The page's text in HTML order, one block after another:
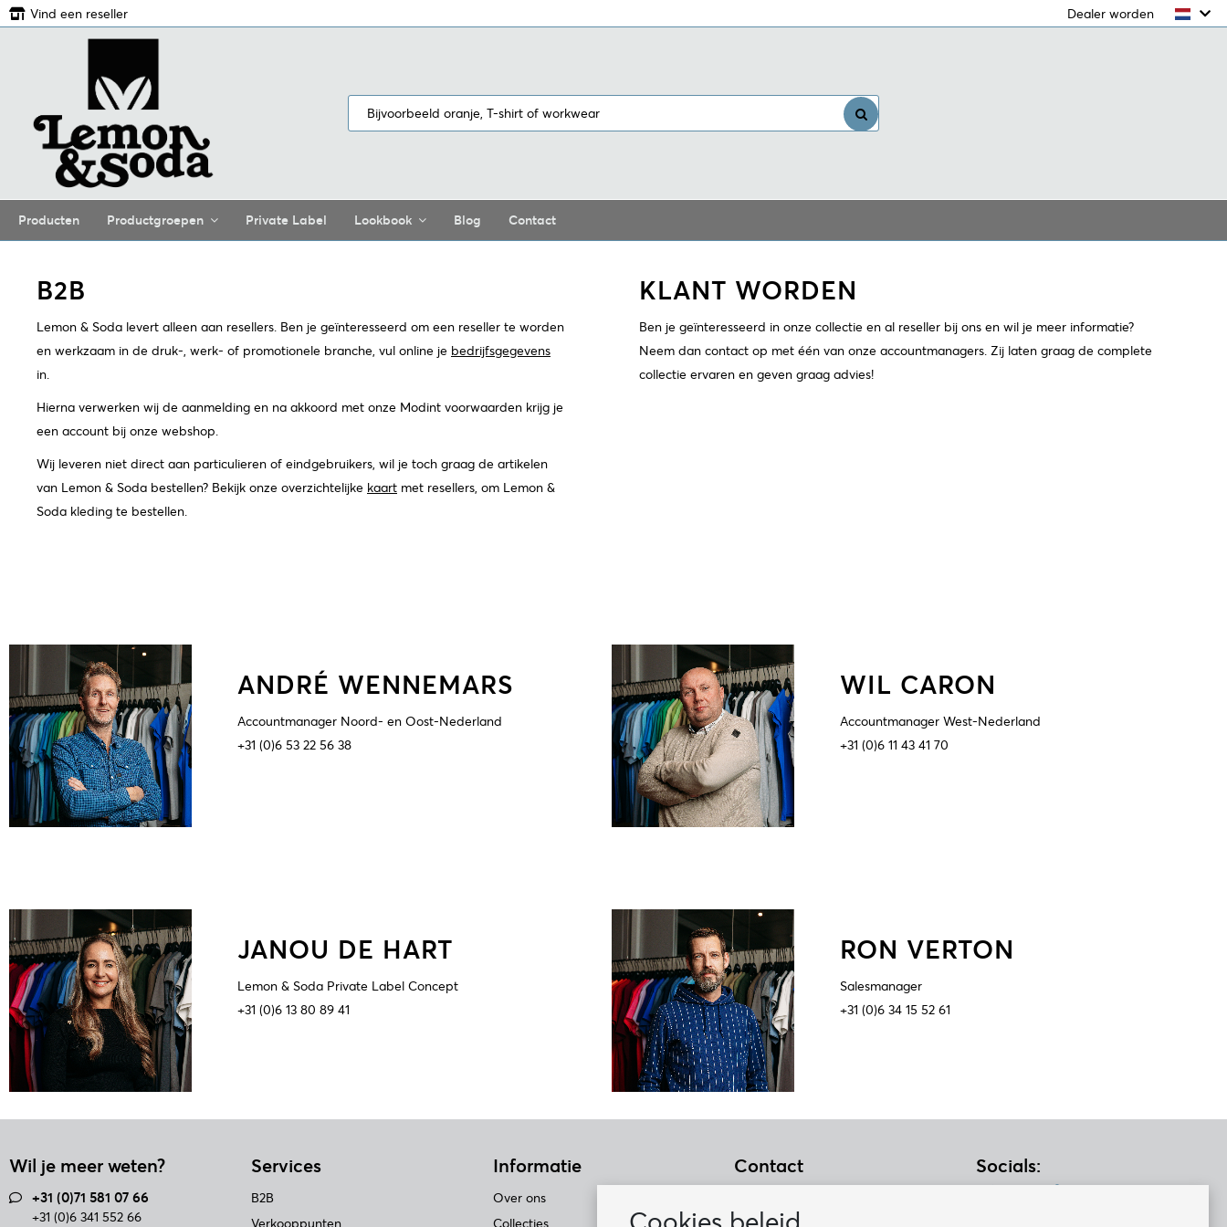
Vind een reseller Dealer worden
Producten Productgroepen Private Label Lookbook Blog Contact
B2B
Lemon & Soda levert alleen aan resellers. Ben je geïnteresseerd om een reseller te worden
en werkzaam in de druk-, werk- of promotionele branche, vul online je bedrijfsgegevens
in.
Hierna verwerken wij de aanmelding en na akkoord met onze Modint voorwaarden krijg je
een account bij onze webshop.
Wij leveren niet direct aan particulieren of eindgebruikers, wil je toch graag de artikelen
van Lemon & Soda bestellen? Bekijk onze overzichtelijke kaart met resellers, om Lemon &
Soda kleding te bestellen.
KLANT WORDEN
Ben je geïnteresseerd in onze collectie en al reseller bij ons en wil je meer informatie?
Neem dan contact op met één van onze accountmanagers. Zij laten graag de complete
collectie ervaren en geven graag advies!
ANDRÉ WENNEMARS
Accountmanager Noord- en Oost-Nederland
+31 (0)6 53 22 56 38
WIL CARON
Accountmanager West-Nederland
+31 (0)6 11 43 41 70
JANOU DE HART
Lemon & Soda Private Label Concept
+31 (0)6 13 80 89 41
RON VERTON
Salesmanager
+31 (0)6 34 15 52 61
Wil je meer weten?
+31 (0)71 581 07 66
+31 (0)6 341 552 66
Services
B2B
Verkooppunten
Informatie
Over ons
Collecties
Contact
Industrieweg 43
Socials: